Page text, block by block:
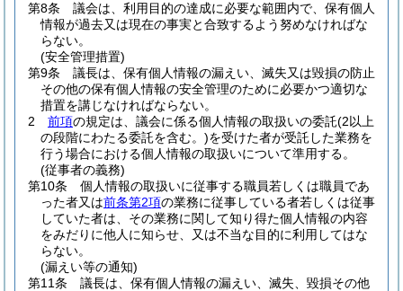
第8条
議会は、利用目的の達成に必要な範囲内で、保有個人
情報が過去又は現在の事実と合致するよう努めなければな
らない。
(安全管理措置)
第9条
議長は、保有個人情報の漏えい、滅失又は毀損の防止
その他の保有個人情報の安全管理のために必要かつ適切な
措置を講じなければならない。
2
前項の規定は、議会に係る個人情報の取扱いの委託(2以上
の段階にわたる委託を含む。)を受けた者が受託した業務を
行う場合における個人情報の取扱いについて準用する。
(従事者の義務)
第10条
個人情報の取扱いに従事する職員若しくは職員であ
った者又は前条第2項の業務に従事している者若しくは従事
していた者は、その業務に関して知り得た個人情報の内容
をみだりに他人に知らせ、又は不当な目的に利用してはな
らない。
(漏えい等の通知)
第11条
議長は、保有個人情報の漏えい、滅失、毀損その他